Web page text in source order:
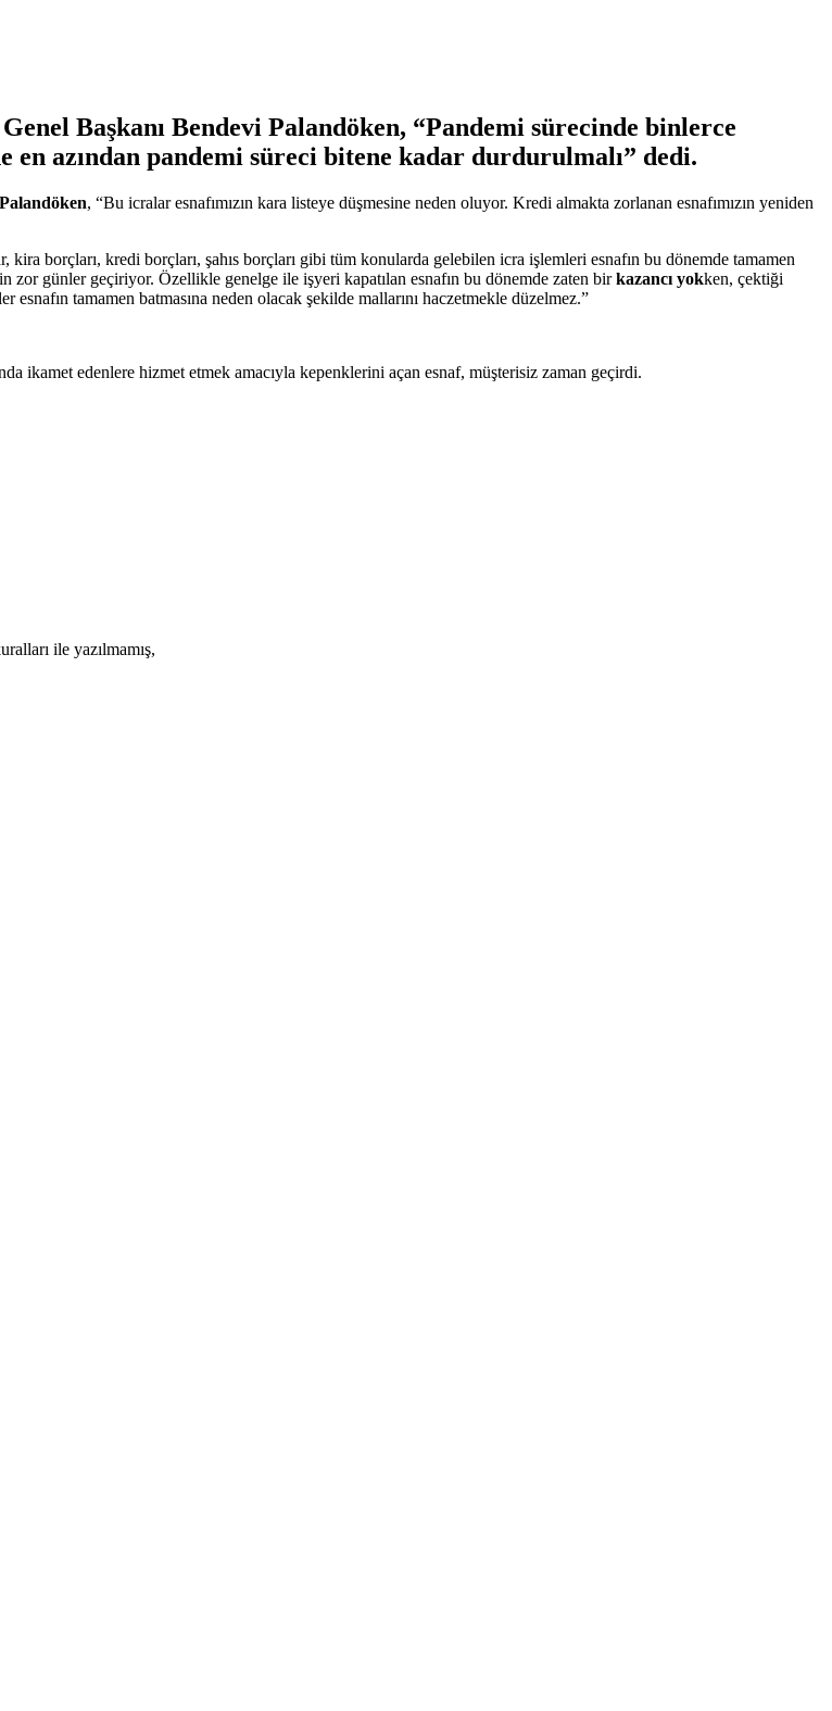
Başkanı Bendevi Palandöken, “Pandemi sürecinde binlerce
en azından pandemi süreci bitene kadar durdurulmalı” dedi.
Palandöken, “Bu icralar esnafımızın kara listeye düşmesine neden oluyor. Kredi almakta zorlanan esnafımızın yeniden
borçları, kredi borçları, şahıs borçları gibi tüm konularda gelebilen icra işlemleri esnafın bu dönemde tamamen
zor günler geçiriyor. Özellikle genelge ile işyeri kapatılan esnafın bu dönemde zaten birkazancı yokken, çektiği
tamamen batmasına neden olacak şekilde mallarını haczetmekle düzelmez.”
ikamet edenlere hizmet etmek amacıyla kepenklerini açan esnaf, müşterisiz zaman geçirdi.
ile yazılmamış,